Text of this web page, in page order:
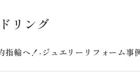
リング
指輪へ！-ジュエリーリフォーム事